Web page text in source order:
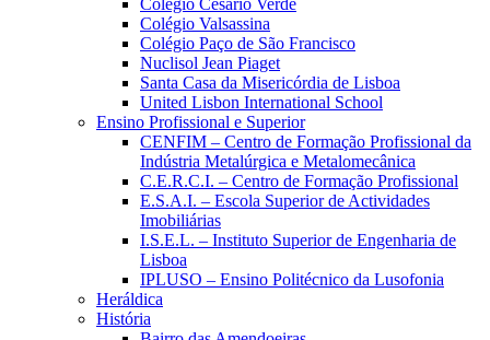
Colégio Cesário Verde
Colégio Valsassina
Colégio Paço de São Francisco
Nuclisol Jean Piaget
Santa Casa da Misericórdia de Lisboa
United Lisbon International School
Ensino Profissional e Superior
CENFIM – Centro de Formação Profissional da
Indústria Metalúrgica e Metalomecânica
C.E.R.C.I. – Centro de Formação Profissional
E.S.A.I. – Escola Superior de Actividades
Imobiliárias
I.S.E.L. – Instituto Superior de Engenharia de
Lisboa
IPLUSO – Ensino Politécnico da Lusofonia
Heráldica
História